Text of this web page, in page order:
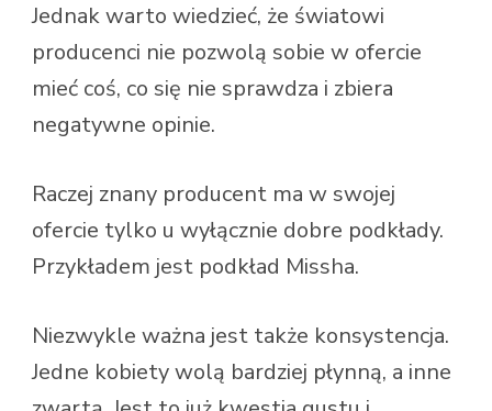
Jednak warto wiedzieć, że światowi
producenci nie pozwolą sobie w ofercie
mieć coś, co się nie sprawdza i zbiera
negatywne opinie.
Raczej znany producent ma w swojej
ofercie tylko u wyłącznie dobre podkłady.
Przykładem jest podkład Missha.
Niezwykle ważna jest także konsystencja.
Jedne kobiety wolą bardziej płynną, a inne